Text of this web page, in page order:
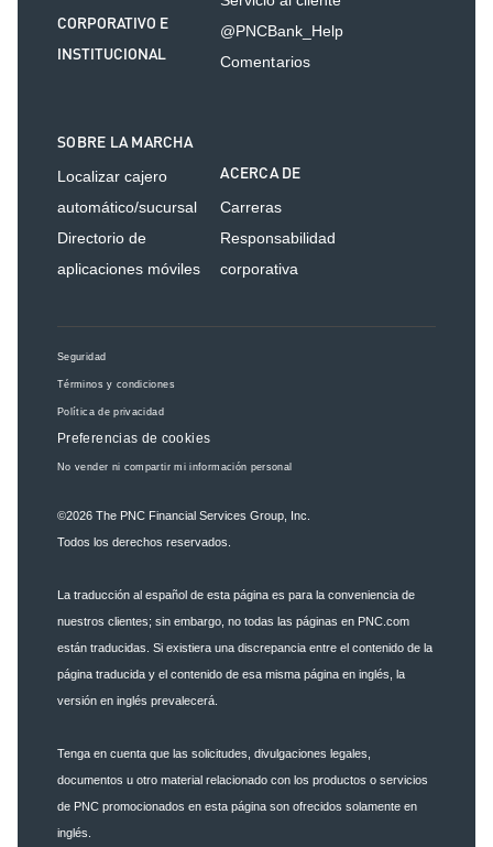
CORPORATIVO E
INSTITUCIONAL
@PNCBank_Help
Comentarios
SOBRE LA MARCHA
Localizar cajero
automático/sucursal
Directorio de
aplicaciones móviles
ACERCA DE
Carreras
Responsabilidad
corporativa
Seguridad
Términos y condiciones
Política de privacidad
Preferencias de cookies
No vender ni compartir mi información personal
©2026 The PNC Financial Services Group, Inc.
Todos los derechos reservados.
La traducción al español de esta página es para la conveniencia de
nuestros clientes; sin embargo, no todas las páginas en PNC.com
están traducidas. Si existiera una discrepancia entre el contenido de la
página traducida y el contenido de esa misma página en inglés, la
versión en inglés prevalecerá.
Tenga en cuenta que las solicitudes, divulgaciones legales,
documentos u otro material relacionado con los productos o servicios
de PNC promocionados en esta página son ofrecidos solamente en
inglés.